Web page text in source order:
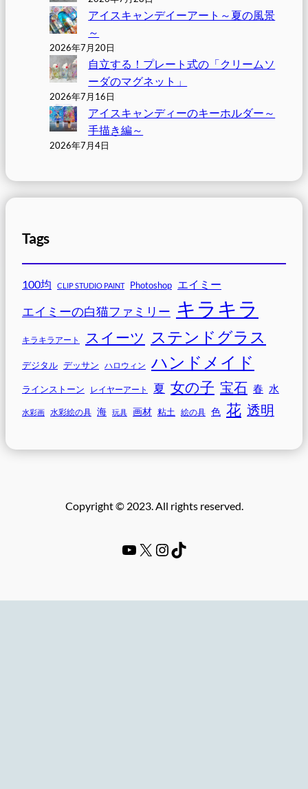
アイスキャンデイーアート～夏の風景
～
2026年7月20日
自立する！プレート式の「クリームソ
ーダのマグネット」
2026年7月16日
アイスキャンディーのキーホルダー～
手描き編～
2026年7月4日
Tags
100均 CLIP STUDIO PAINT Photoshop エイミー
エイミーの白猫ファミリー キラキラ
キラキラアート スイーツ ステンドグラス
デジタル デッサン ハロウィン ハンドメイド
ラインストーン レイヤーアート 夏 女の子 宝石 春 水
水彩画 水彩絵の具 海 玩具 画材 粘土 絵の具 色 花 透明
Copyright © 2023. All rights reserved.
YouTube # Instagram TikTok